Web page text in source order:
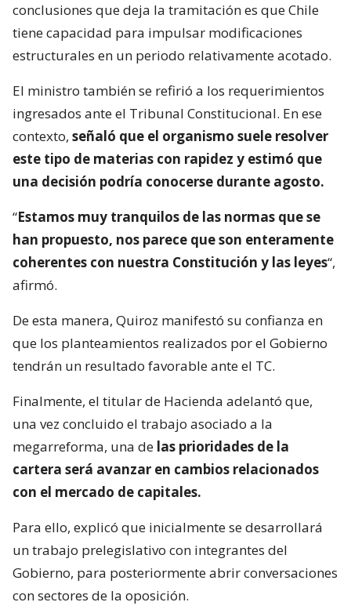
conclusiones que deja la tramitación es que Chile
tiene capacidad para impulsar modificaciones
estructurales en un periodo relativamente acotado.
El ministro también se refirió a los requerimientos
ingresados ante el Tribunal Constitucional. En ese
contexto, señaló que el organismo suele resolver
este tipo de materias con rapidez y estimó que
una decisión podría conocerse durante agosto.
“Estamos muy tranquilos de las normas que se
han propuesto, nos parece que son enteramente
coherentes con nuestra Constitución y las leyes“,
afirmó.
De esta manera, Quiroz manifestó su confianza en
que los planteamientos realizados por el Gobierno
tendrán un resultado favorable ante el TC.
Finalmente, el titular de Hacienda adelantó que,
una vez concluido el trabajo asociado a la
megarreforma, una de las prioridades de la
cartera será avanzar en cambios relacionados
con el mercado de capitales.
Para ello, explicó que inicialmente se desarrollará
un trabajo prelegislativo con integrantes del
Gobierno, para posteriormente abrir conversaciones
con sectores de la oposición.